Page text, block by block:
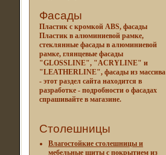
Фасады
Пластик с кромкой ABS, фасады
Пластик в алюминиевой рамке,
стеклянные фасады в алюминиевой
рамке, глянцевые фасады
"GLOSSLINE", "ACRYLINE" и
"LEATHERLINE", фасады из массива
- этот раздел сайта находится в
разработке - подробности о фасадах
спрашивайте в магазине.
Столешницы
Влагостойкие столешницы и
мебельные щиты c покрытием из